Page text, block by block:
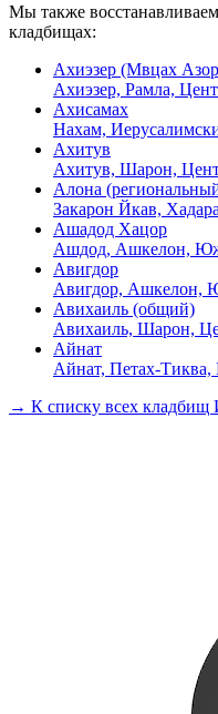
Мы также
кладбищах:
Ахиэзер (Мвцах
Ахиэзер, Рамла,
Ахисамах
Нахам,
Ахитув
Ахитув, Шарон,
Алона
Закарон Йкав,
Ашадод Хацор
Ашдод, Ашкелон,
Авигдор
Авигдор, Ашкелон,
Авихаиль (общий)
Авихаиль, Шарон,
Айнат
Айнат, Петах-Тиква,
→ К списку всех кладбищ